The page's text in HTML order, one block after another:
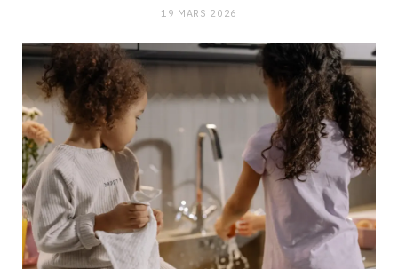
19 MARS 2026